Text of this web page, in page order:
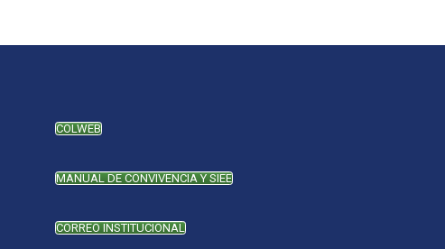
COLWEB
MANUAL DE CONVIVENCIA Y SIEE
CORREO INSTITUCIONAL